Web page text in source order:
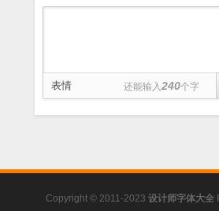
表情 还能输入 240个字
Copyright © 2011-2023 设计师字体大全